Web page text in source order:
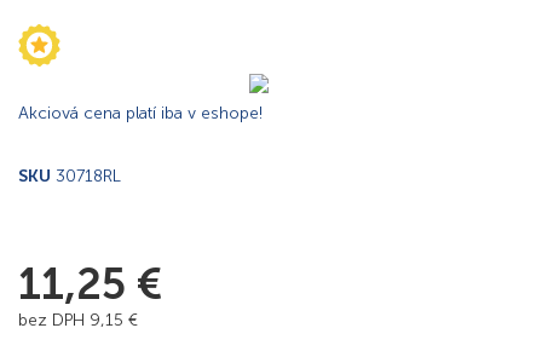
Akciová cena platí iba v eshope!
SKU 30718RL
11,25 €
bez DPH 9,15 €